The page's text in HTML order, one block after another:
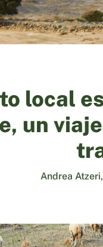
local
un
Andrea